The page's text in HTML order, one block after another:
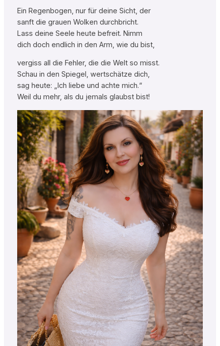
Ein Regenbogen, nur für deine Sicht, der
sanft die grauen Wolken durchbricht.
Lass deine Seele heute befreit. Nimm
dich doch endlich in den Arm, wie du bist,
vergiss all die Fehler, die die Welt so misst.
Schau in den Spiegel, wertschätze dich,
sag heute: „Ich liebe und achte mich.“
Weil du mehr, als du jemals glaubst bist!